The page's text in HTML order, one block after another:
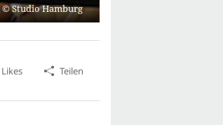
Studio Hamburg
Likes Teilen